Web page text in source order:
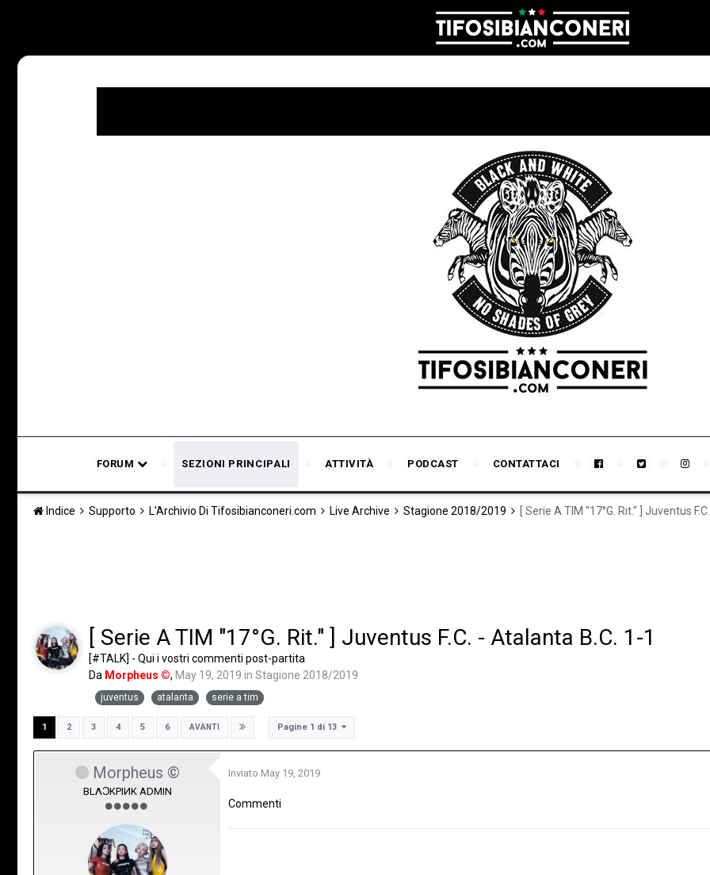
FORUM SEZIONI PRINCIPALI ATTIVITÀ PODCAST CONTATTACI
Indice Supporto L'Archivio Di Tifosibianconeri.com Live Archive Stagione 2018/2019 [ Serie A TIM "17°G. Rit." ] Juventus
[ Serie A TIM "17°G. Rit." ] Juventus F.C. - Atalanta B.C. 1-1
[#TALK] - Qui i vostri commenti post-partita
Da Morpheus ©, May 19, 2019 in Stagione 2018/2019
juventus atalanta serie a tim
1 2 3 4 5 6 AVANTI Pagine 1 di 13
Morpheus ©
BLΛƆKPIИK ADMIN
Inviato May 19, 2019
Commenti